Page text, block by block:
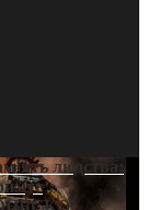
людства:
ЮНЕСКО